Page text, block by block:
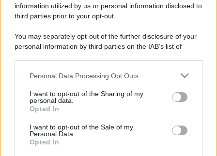
information utilized by us or personal information disclosed to
third parties prior to your opt-out.
You may separately opt-out of the further disclosure of your
personal information by third parties on the IAB’s list of
This information may also be disclosed by us to third parties
disclose it to other third parties.
Please note that this website/app uses one or more Google
services and may gather and store information including but
not limited to your visit or usage behaviour. You may click to
grant or deny consent to Google and its third-party tags to
Personal Data Processing Opt Outs
I want to opt-out of the Sharing of my
personal data.
Opted In
I want to opt-out of the Sale of my
Personal Data.
Opted In